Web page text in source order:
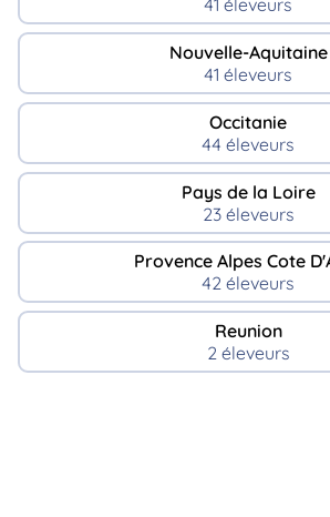
41 éleveurs
Nouvelle-Aquitaine
41 éleveurs
Occitanie
44 éleveurs
Pays de la Loire
23 éleveurs
Provence Alpes Cote
42 éleveurs
Reunion
2 éleveurs